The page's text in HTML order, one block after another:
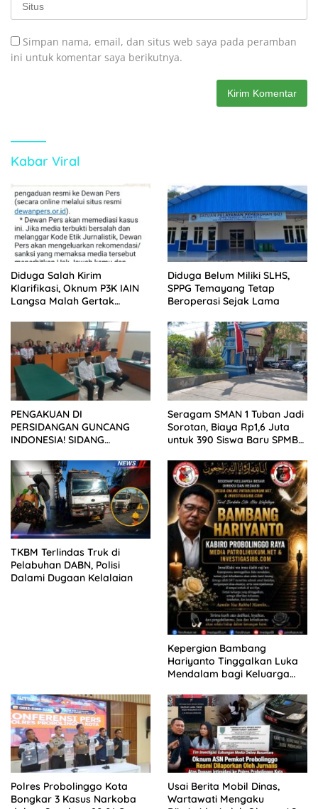
Simpan nama, email, dan situs web saya pada peramban
ini untuk komentar saya berikutnya.
Kabar Viral
Diduga Salah Kirim
Klarifikasi, Oknum P3K IAIN
Langsa Malah Gertak
Diduga Belum Miliki SLHS,
SPPG Temayang Tetap
Beroperasi Sejak Lama
PENGAKUAN DI
PERSIDANGAN GUNCANG
INDONESIA! SIDANG
KELUARGA KORBAN
MENGAMUK DI PN MALANG
Seragam SMAN 1 Tuban Jadi
Sorotan, Biaya Rp1,6 Juta
untuk 390 Siswa Baru SPMB
TKBM Terlindas Truk di
Pelabuhan DABN, Polisi
Dalami Dugaan Kelalaian
Kepergian Bambang
Hariyanto Tinggalkan Luka
Mendalam bagi Keluarga
Polres Probolinggo Kota
Bongkar 3 Kasus Narkoba
Usai Berita Mobil Dinas,
Wartawati Mengaku